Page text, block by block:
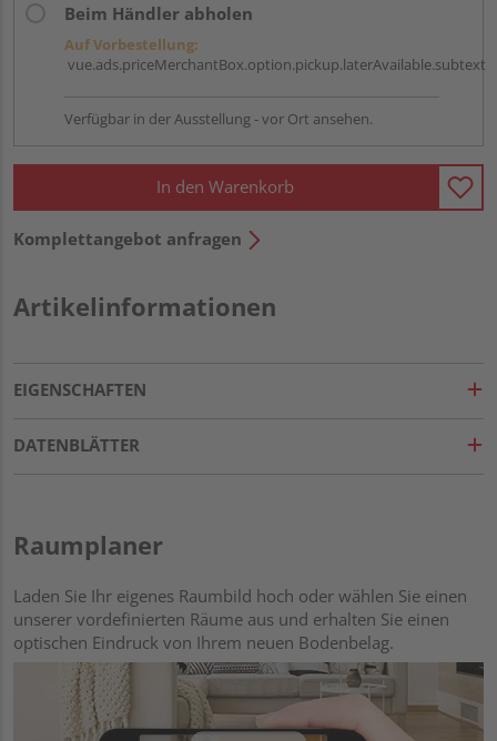
Beim Händler abholen
Auf Vorbestellung:
vue.ads.priceMerchantBox.option.pickup.laterAvailable.subtext
Verfügbar in der Ausstellung - vor Ort ansehen.
In den Warenkorb
Komplettangebot anfragen
Artikelinformationen
EIGENSCHAFTEN
DATENBLÄTTER
Raumplaner
Laden Sie Ihr eigenes Raumbild hoch oder wählen Sie einen
unserer vordefinierten Räume aus und erhalten Sie einen
optischen Eindruck von Ihrem neuen Bodenbelag.